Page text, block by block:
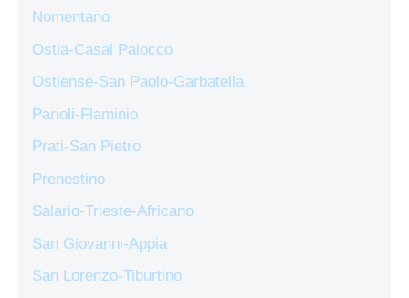
Nomentano
Ostia-Casal Palocco
Ostiense-San Paolo-Garbatella
Parioli-Flaminio
Prati-San Pietro
Prenestino
Salario-Trieste-Africano
San Giovanni-Appia
San Lorenzo-Tiburtino